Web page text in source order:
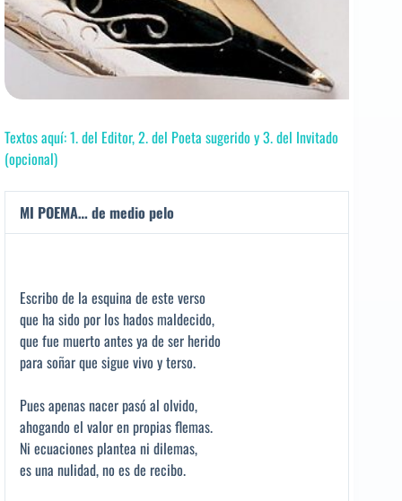
Textos aquí: 1. del Editor, 2. del Poeta sugerido y 3. del Invitado
(opcional)
MI POEMA… de medio pelo
Escribo de la esquina de este verso
que ha sido por los hados maldecido,
que fue muerto antes ya de ser herido
para soñar que sigue vivo y terso.
Pues apenas nacer pasó al olvido,
ahogando el valor en propias flemas.
Ni ecuaciones plantea ni dilemas,
es una nulidad, no es de recibo.